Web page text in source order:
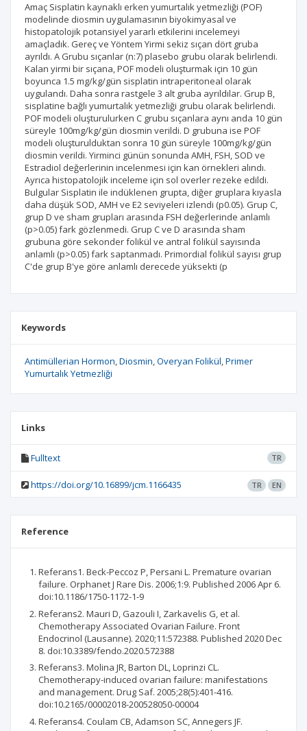
Amaç Sisplatin kaynaklı erken yumurtalık yetmezliği (POF)
modelinde diosmin uygulamasının biyokimyasal ve
histopatolojik potansiyel yararlı etkilerini incelemeyi
amaçladık. Gereç ve Yöntem Yirmi sekiz sıçan dört gruba
ayrıldı. A Grubu sıçanlar (n:7) plasebo grubu olarak belirlendi.
Kalan yirmi bir sıçana, POF modeli oluşturmak için 10 gün
boyunca 1.5 mg/kg/gün sisplatin intraperitoneal olarak
uygulandı. Daha sonra rastgele 3 alt gruba ayrıldılar. Grup B,
sisplatine bağlı yumurtalık yetmezliği grubu olarak belirlendi.
POF modeli oluşturulurken C grubu sıçanlara aynı anda 10 gün
süreyle 100mg/kg/gün diosmin verildi. D grubuna ise POF
modeli oluşturulduktan sonra 10 gün süreyle 100mg/kg/gün
diosmin verildi. Yirminci günün sonunda AMH, FSH, SOD ve
Estradiol değerlerinin incelenmesi için kan örnekleri alındı.
Ayrıca histopatolojik inceleme için sol overler rezeke edildi.
Bulgular Sisplatin ile indüklenen grupta, diğer gruplara kıyasla
daha düşük SOD, AMH ve E2 seviyeleri izlendi (p0.05). Grup C,
grup D ve sham grupları arasında FSH değerlerinde anlamlı
(p>0.05) fark gözlenmedi. Grup C ve D arasında sham
grubuna göre sekonder folikül ve antral folikül sayısında
anlamlı (p>0.05) fark saptanmadı. Primordial folikül sayısı grup
C'de grup B'ye göre anlamlı derecede yüksekti (p
Keywords
Antimüllerian Hormon Diosmin Overyan Folikül Primer
Yumurtalık Yetmezliği
Links
Fulltext TR
https://doi.org/10.16899/jcm.1166435 TR EN
Reference
Referans1. Beck-Peccoz P, Persani L. Premature ovarian
failure. Orphanet J Rare Dis. 2006;1:9. Published 2006 Apr 6.
doi:10.1186/1750-1172-1-9
Referans2. Mauri D, Gazouli I, Zarkavelis G, et al.
Chemotherapy Associated Ovarian Failure. Front
Endocrinol (Lausanne). 2020;11:572388. Published 2020 Dec
8. doi:10.3389/fendo.2020.572388
Referans3. Molina JR, Barton DL, Loprinzi CL.
Chemotherapy-induced ovarian failure: manifestations
and management. Drug Saf. 2005;28(5):401-416.
doi:10.2165/00002018-200528050-00004
Referans4. Coulam CB, Adamson SC, Annegers JF.